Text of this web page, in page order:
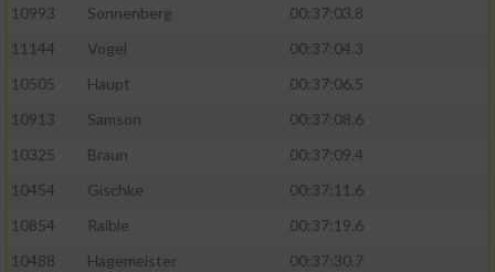
10993
Sonnenberg
00:37:03.8
11144
Vogel
00:37:04.3
10505
Haupt
00:37:06.5
10913
Samson
00:37:08.6
10325
Braun
00:37:09.4
10454
Gischke
00:37:11.6
10854
Raible
00:37:19.6
10488
Hagemeister
00:37:30.7